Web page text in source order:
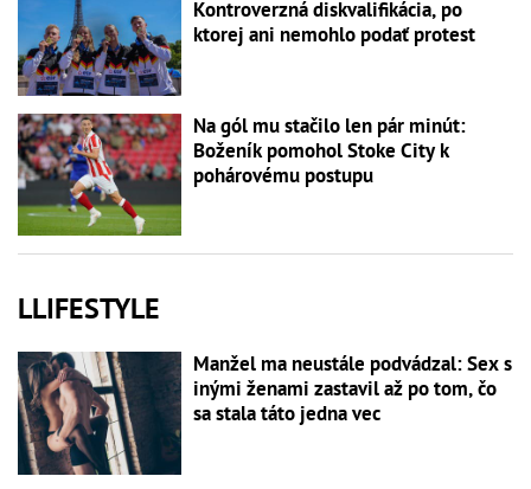
Kontroverzná diskvalifikácia, po
ktorej ani nemohlo podať protest
Na gól mu stačilo len pár minút:
Boženík pomohol Stoke City k
pohárovému postupu
LLIFESTYLE
Manžel ma neustále podvádzal: Sex s
inými ženami zastavil až po tom, čo
sa stala táto jedna vec